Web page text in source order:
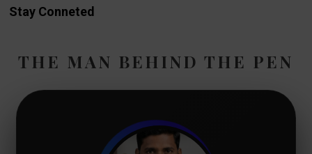
Stay Conneted
THE MAN BEHIND THE PEN